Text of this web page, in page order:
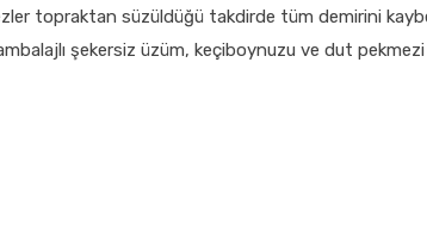
topraktan süzüldüğü takdirde tüm demirini
ambalajlı şekersiz üzüm, keçiboynuzu ve dut